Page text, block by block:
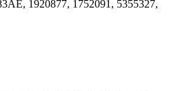
1920877, 1752091, 5355327,